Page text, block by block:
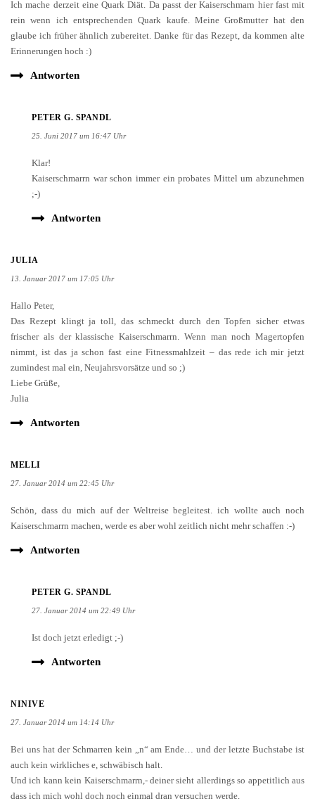
Ich mache derzeit eine Quark Diät. Da passt der Kaiserschmarn hier fast mit
rein wenn ich entsprechenden Quark kaufe. Meine Großmutter hat den
glaube ich früher ähnlich zubereitet. Danke für das Rezept, da kommen alte
Erinnerungen hoch :)
Antworten
PETER G. SPANDL
25. Juni 2017 um 16:47 Uhr
Klar!
Kaiserschmarrn war schon immer ein probates Mittel um abzunehmen
;-)
Antworten
JULIA
13. Januar 2017 um 17:05 Uhr
Hallo Peter,
Das Rezept klingt ja toll, das schmeckt durch den Topfen sicher etwas
frischer als der klassische Kaiserschmarrn. Wenn man noch Magertopfen
nimmt, ist das ja schon fast eine Fitnessmahlzeit – das rede ich mir jetzt
zumindest mal ein, Neujahrsvorsätze und so ;)
Liebe Grüße,
Julia
Antworten
MELLI
27. Januar 2014 um 22:45 Uhr
Schön, dass du mich auf der Weltreise begleitest. ich wollte auch noch
Kaiserschmarrn machen, werde es aber wohl zeitlich nicht mehr schaffen :-)
Antworten
PETER G. SPANDL
27. Januar 2014 um 22:49 Uhr
Ist doch jetzt erledigt ;-)
Antworten
NINIVE
27. Januar 2014 um 14:14 Uhr
Bei uns hat der Schmarren kein „n“ am Ende… und der letzte Buchstabe ist
auch kein wirkliches e, schwäbisch halt.
Und ich kann kein Kaiserschmarrn,- deiner sieht allerdings so appetitlich aus
dass ich mich wohl doch noch einmal dran versuchen werde.